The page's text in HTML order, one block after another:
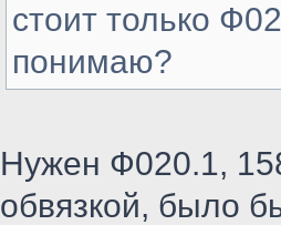
стоит только
понимаю?
Нужен Ф020.1,
обвязкой, было